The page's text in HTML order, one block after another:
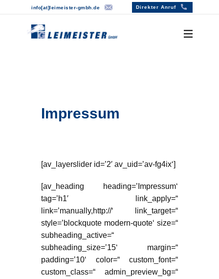
Direkter Anruf
info[at]lei​meister-gmbh.de
Impressum
[av_layerslider id=’2′ av_uid=’av-fg4ix‘]
[av_heading heading=’Impressum‘
tag=’h1′ link_apply=“
link=’manually,http://‘ link_target=“
style=’blockquote modern-quote‘ size=“
subheading_active=“
subheading_size=’15‘ margin=“
padding=’10‘ color=“ custom_font=“
custom_class=“ admin_preview_bg=“